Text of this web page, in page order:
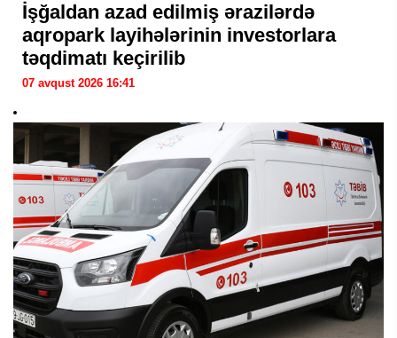
İşğaldan azad edilmiş ərazilərdə
aqropark layihələrinin investorlara
təqdimatı keçirilib
07 avqust 2026 16:41